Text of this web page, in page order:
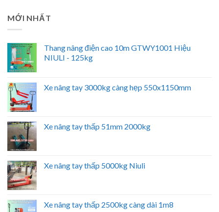
MỚI NHẤT
Thang nâng điện cao 10m GTWY1001 Hiệu
NIULI - 125kg
Xe nâng tay 3000kg càng hẹp 550x1150mm
Xe nâng tay thấp 51mm 2000kg
Xe nâng tay thấp 5000kg Niuli
Xe nâng tay thấp 2500kg càng dài 1m8